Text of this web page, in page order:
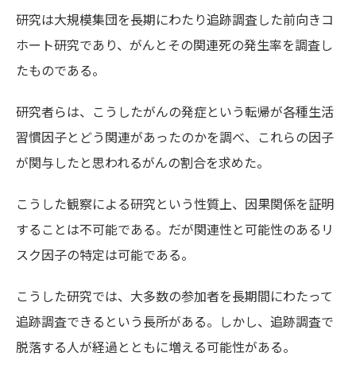
研究は大規模集団を長期にわたり追跡調査した前向きコ
ホート研究であり、がんとその関連死の発生率を調査し
たものである。
研究者らは、こうしたがんの発症という転帰が各種生活
習慣因子とどう関連があったのかを調べ、これらの因子
が関与したと思われるがんの割合を求めた。
こうした観察による研究という性質上、因果関係を証明
することは不可能である。だが関連性と可能性のあるリ
スク因子の特定は可能である。
こうした研究では、大多数の参加者を長期間にわたって
追跡調査できるという長所がある。しかし、追跡調査で
脱落する人が経過とともに増える可能性がある。